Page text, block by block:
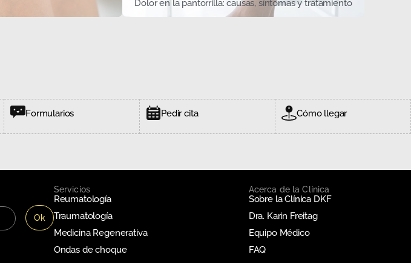
Dolor en la pantorrilla: causas, síntomas y tratamiento
Formularios Pedir cita Cómo llegar
Servicios
Reumatología
Traumatología
Medicina Regenerativa
Ondas de choque
Acerca de la Clínica
Sobre la Clínica DKF
Dra. Karin Freitag
Equipo Médico
FAQ